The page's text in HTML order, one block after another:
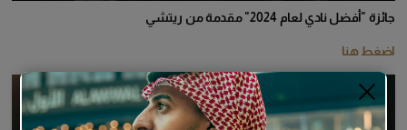
جائزة "أفضل نادي لعام 2024" مقدمة من ريتشي
اضغط هنا